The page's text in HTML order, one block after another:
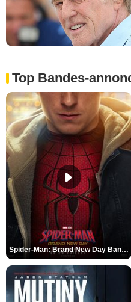
Top Bandes-
Spider-Man: Brand New Day Bande-annonce VO STFR